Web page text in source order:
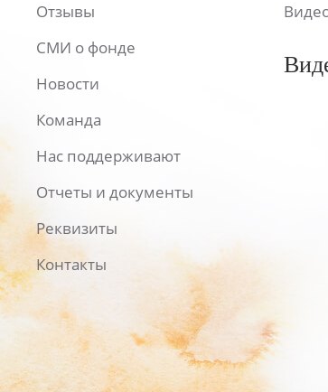
Отзывы
СМИ о фонде
Новости
Команда
Нас поддерживают
Отчеты и документы
Реквизиты
Контакты